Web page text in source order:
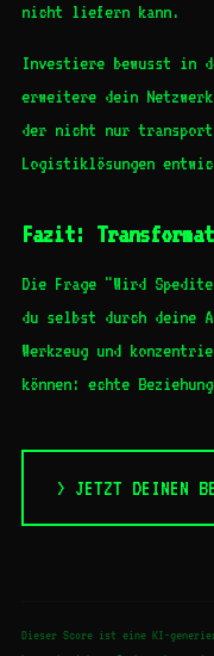
nicht liefern kann.
Investiere bewusst in
erweitere dein
der nicht nur
Logistiklösungen
Fazit:
Die Frage "Wird
du selbst durch deine
Werkzeug und
können: echte
> JETZT DEINEN
Dieser Score ist eine KI-